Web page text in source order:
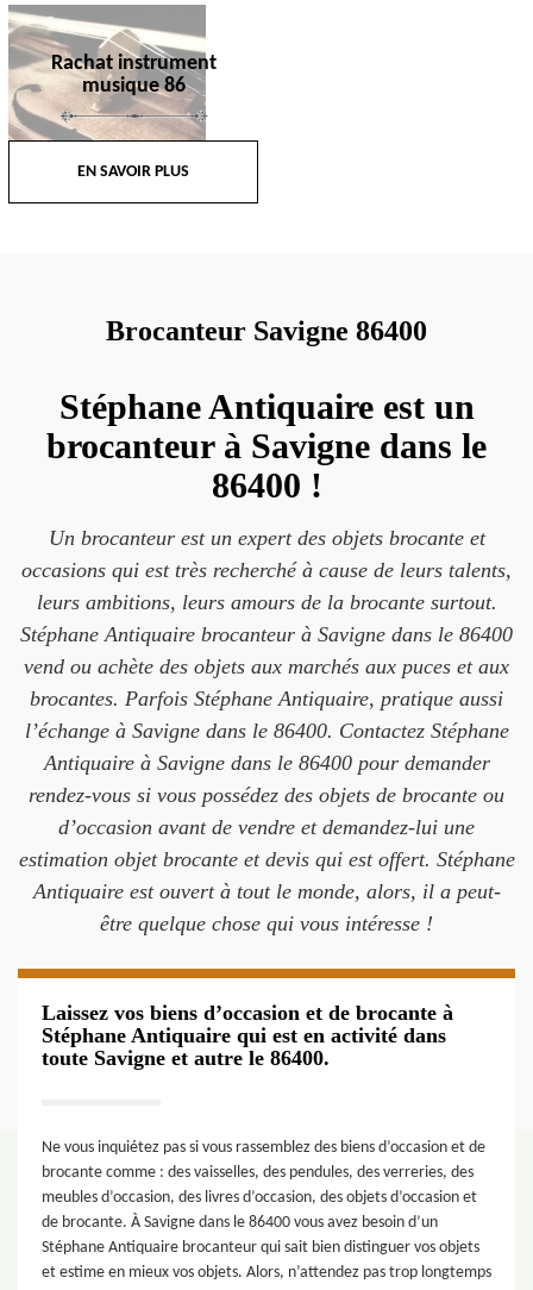
Rachat instrument
musique 86
EN SAVOIR PLUS
Brocanteur Savigne 86400
Stéphane Antiquaire est un
brocanteur à Savigne dans le
86400 !
Un brocanteur est un expert des objets brocante et
occasions qui est très recherché à cause de leurs talents,
leurs ambitions, leurs amours de la brocante surtout.
Stéphane Antiquaire brocanteur à Savigne dans le 86400
vend ou achète des objets aux marchés aux puces et aux
brocantes. Parfois Stéphane Antiquaire, pratique aussi
l’échange à Savigne dans le 86400. Contactez Stéphane
Antiquaire à Savigne dans le 86400 pour demander
rendez-vous si vous possédez des objets de brocante ou
d’occasion avant de vendre et demandez-lui une
estimation objet brocante et devis qui est offert. Stéphane
Antiquaire est ouvert à tout le monde, alors, il a peut-
être quelque chose qui vous intéresse !
Laissez vos biens d’occasion et de brocante à
Stéphane Antiquaire qui est en activité dans
toute Savigne et autre le 86400.
Ne vous inquiétez pas si vous rassemblez des biens d’occasion et de
brocante comme : des vaisselles, des pendules, des verreries, des
meubles d’occasion, des livres d’occasion, des objets d’occasion et
de brocante. À Savigne dans le 86400 vous avez besoin d’un
Stéphane Antiquaire brocanteur qui sait bien distinguer vos objets
et estime en mieux vos objets. Alors, n’attendez pas trop longtemps